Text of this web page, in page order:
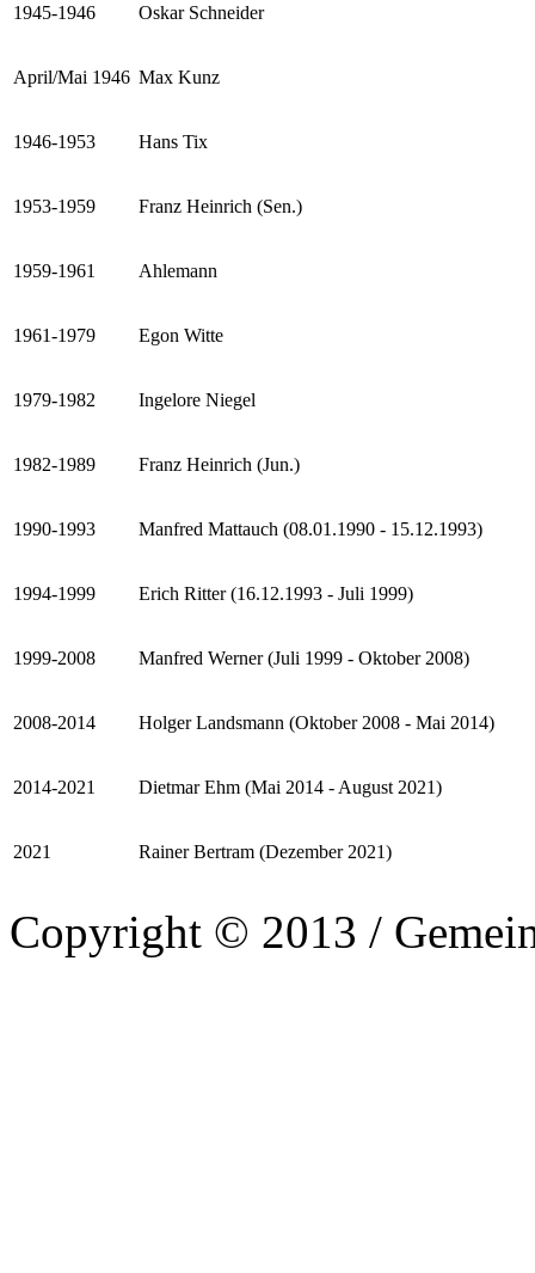
1945-1946 Oskar Schneider
April/Mai 1946 Max Kunz
1946-1953 Hans Tix
1953-1959 Franz Heinrich (Sen.)
1959-1961 Ahlemann
1961-1979 Egon Witte
1979-1982 Ingelore Niegel
1982-1989 Franz Heinrich (Jun.)
1990-1993 Manfred Mattauch (08.01.1990 - 15.12.1993)
1994-1999 Erich Ritter (16.12.1993 - Juli 1999)
1999-2008 Manfred Werner (Juli 1999 - Oktober 2008)
2008-2014 Holger Landsmann (Oktober 2008 - Mai 2014)
2014-2021 Dietmar Ehm (Mai 2014 - August 2021)
2021 Rainer Bertram (Dezember 2021)
Copyright © 2013 /